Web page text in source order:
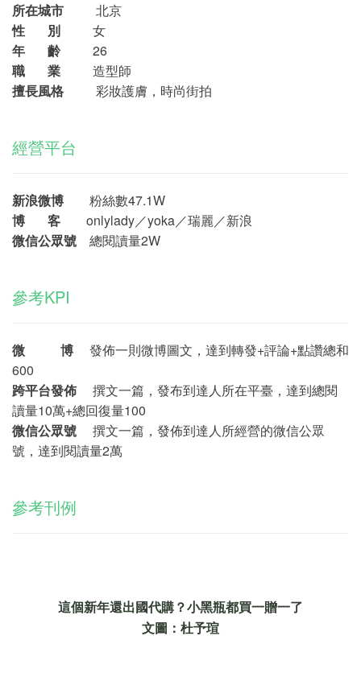
所在城市 北京
性 別 女
年 齡26
職 業 造型師
擅長風格 彩妝護膚，時尚街拍
經營平台
新浪微博 粉絲數47.1W
博 客
onlylady／yoka／瑞麗／新浪
微信公眾號
總閱讀量2W
參考KPI
微 博 發佈一則微博圖文，達到轉發+評論+點讚總和
600
跨平台發佈
撰文一篇，發布到達人所在平臺，達到總閱
讀量10萬+總回復量100
微信公眾號 撰文一篇，發佈到達人所經營的微信公眾
號，達到閱讀量2萬
參考刊例
這個新年還出國代購？小黑瓶都買一贈一了
文圖：杜予瑄